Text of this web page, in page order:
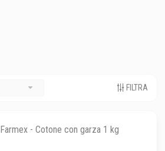
FILTRA
Farmex - Cotone con garza 1 kg